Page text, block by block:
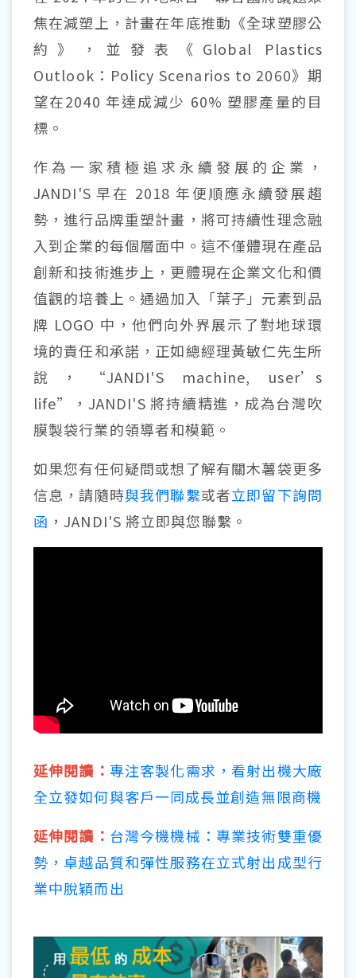
焦在減塑上，計畫在年底推動《全球塑膠公
約》，並發表《Global Plastics
Outlook：Policy Scenarios to 2060》期
望在2040 年達成減少 60% 塑膠產量的目
標。
作為一家積極追求永續發展的企業，
JANDI'S 早在 2018 年便順應永續發展趨
勢，進行品牌重塑計畫，將可持續性理念融
入到企業的每個層面中。這不僅體現在產品
創新和技術進步上，更體現在企業文化和價
值觀的培養上。通過加入「葉子」元素到品
牌 LOGO 中，他們向外界展示了對地球環
境的責任和承諾，正如總經理黃敏仁先生所
說，“JANDI'S machine, user’s
life”，JANDI'S 將持續精進，成為台灣吹
膜製袋行業的領導者和模範。
如果您有任何疑問或想了解有關木薯袋更多
信息，請隨時與我們聯繫或者立即留下詢問
函 ，JANDI'S 將立即與您聯繫。
延伸閱讀： 專注客製化需求，看射出機大廠
全立發如何與客戶一同成長並創造無限商機
延伸閱讀： 台灣今機機械：專業技術雙重優
勢，卓越品質和彈性服務在立式射出成型行
業中脫穎而出
延伸部直立起來！省下20%空間更省下人